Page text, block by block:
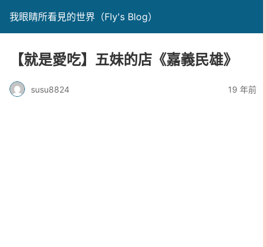
我眼睛所看見的世界（Fly's Blog）
【就是愛吃】五妹的店《嘉義民雄》
susu8824 19 年前